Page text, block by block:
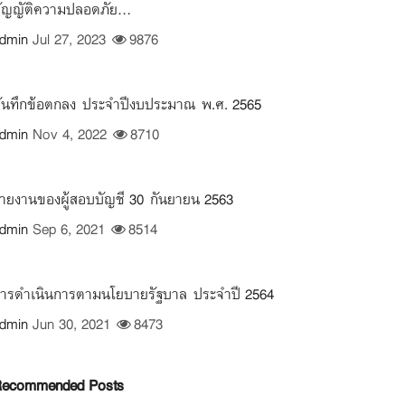
ญัติความปลอดภัย...
Jul 27, 2023 9876
ทึกข้อตกลง ประจำปีงบประมาณ พ.ศ. 2565
Nov 4, 2022 8710
ยงานของผู้สอบบัญชี 30 กันยายน 2563
Sep 6, 2021 8514
รดำเนินการตามนโยบายรัฐบาล ประจำปี 2564
Jun 30, 2021 8473
Posts